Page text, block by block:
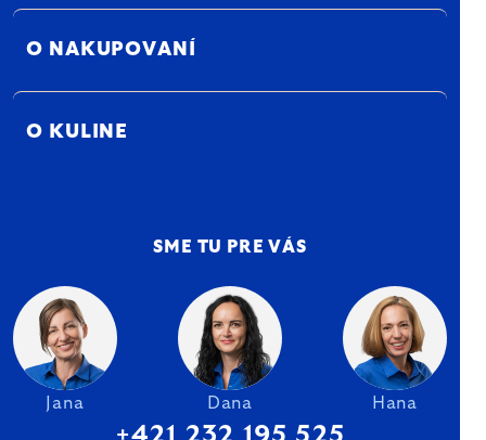
O NAKUPOVANÍ
O KULINE
SME TU PRE VÁS
Jana Dana Hana